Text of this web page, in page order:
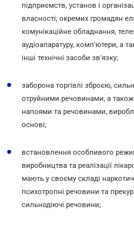
підприємств, установ і
власності, окремих громадян
комунікаційне обладнання,
аудіоапаратуру, комп'ютери, а
інші технічні засоби зв'язку;
заборона торгівлі зброєю,
отруйними речовинами, а
напоями та речовинами,
основі;
встановлення особливого
виробництва та реалізації
мають у своєму складі
психотропні речовини та
сильнодіючі речовини;